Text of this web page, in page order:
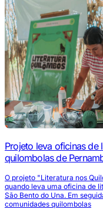
Projeto leva oficinas de
quilombolas de
O projeto "Literatura nos
quando leva uma oficina de
São Bento do Una. Em
comunidades quilombolas